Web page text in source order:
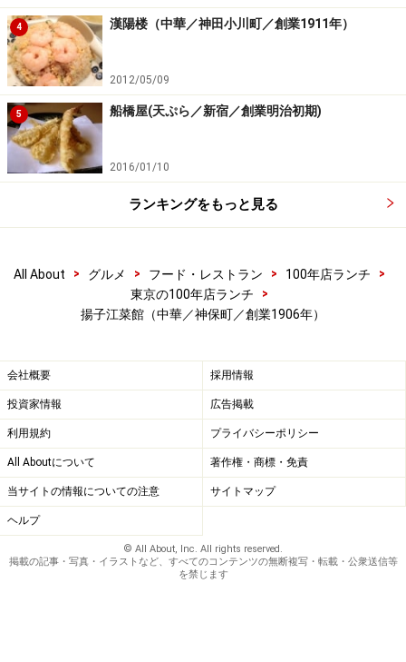
4 漢陽楼（中華／神田小川町／創業1911年）
2012/05/09
5 船橋屋(天ぷら／新宿／創業明治初期)
2016/01/10
ランキングをもっと見る
All About > グルメ > フード・レストラン > 100年店ランチ
>
東京の100年店ランチ
>
揚子江菜館（中華／神保町／創業1906年）
会社概要 採用情報
投資家情報 広告掲載
利用規約 プライバシーポリシー
All Aboutについて 著作権・商標・免責
当サイトの情報についての注意 サイトマップ
ヘルプ
© All About, Inc. All rights reserved.
掲載の記事・写真・イラストなど、すべてのコンテンツの無断複写・転載・公衆送信等
を禁じます